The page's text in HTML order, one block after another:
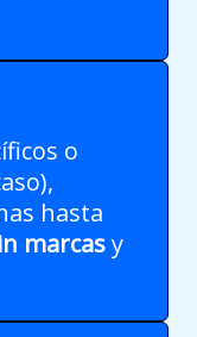
o
hasta
marcasy